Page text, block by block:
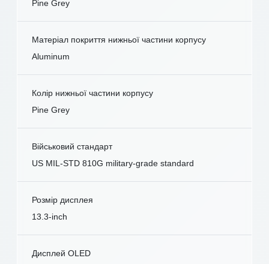
Pine Grey
Матеріал покриття нижньої частини корпусу
Aluminum
Колір нижньої частини корпусу
Pine Grey
Військовий стандарт
US MIL-STD 810G military-grade standard
Розмір дисплея
13.3-inch
Дисплей OLED